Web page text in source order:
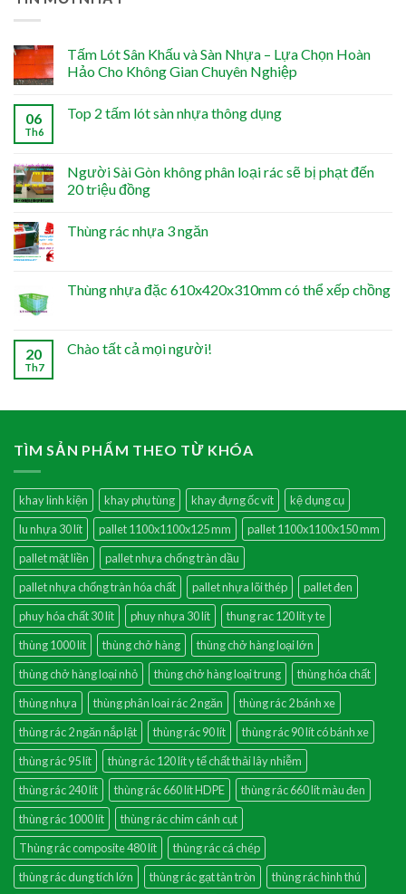
Tấm Lót Sân Khấu và Sàn Nhựa – Lựa Chọn Hoàn
Hảo Cho Không Gian Chuyên Nghiệp
06
Th6
Top 2 tấm lót sàn nhựa thông dụng
Người Sài Gòn không phân loại rác sẽ bị phạt đến
20 triệu đồng
Thùng rác nhựa 3 ngăn
Thùng nhựa đặc 610x420x310mm có thể xếp chồng
20
Th7
Chào tất cả mọi người!
TÌM SẢN PHẨM THEO TỪ KHÓA
khay linh kiện khay phụ tùng khay đựng ốc vít
kệ dụng cụ
lu nhựa 30 lít
pallet 1100x1100x125 mm
pallet 1100x1100x150 mm
pallet mặt liền
pallet nhựa chống tràn dầu
pallet nhựa chống tràn hóa chất
pallet nhựa lõi thép
pallet đen
phuy hóa chất 30 lít
phuy nhựa 30 lít
thung rac 120 lit y te
thùng 1000 lít
thùng chở hàng
thùng chở hàng loại lớn
thùng chở hàng loại nhỏ
thùng chở hàng loại trung
thùng hóa chất
thùng nhựa
thùng phân loai rác 2 ngăn
thùng rác 2 bánh xe
thùng rác 2 ngăn nắp lật
thùng rác 90 lít
thùng rác 90 lít có bánh xe
thùng rác 95 lít
thùng rác 120 lít y tế chất thải lây nhiễm
thùng rác 240 lít
thùng rác 660 lít HDPE
thùng rác 660 lít màu đen
thùng rác 1000 lít
thùng rác chim cánh cụt
Thùng rác composite 480 lít
thùng rác cá chép
thùng rác dung tích lớn
thùng rác gạt tàn tròn
thùng rác hình thú